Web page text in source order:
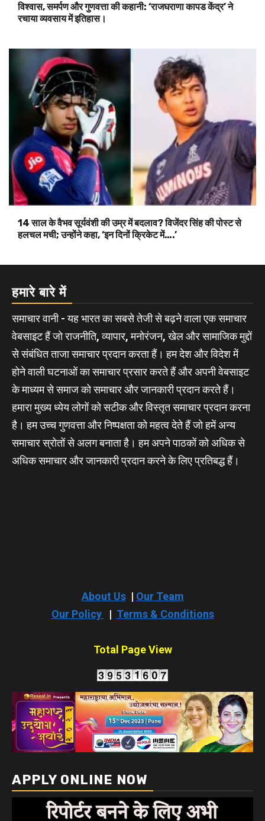
विश्वास, समर्पण और गुणवत्ता की कहानी: ‘राजघराणा कापड केंद्र’ ने
रचाया व्यवसाय में इतिहास।
14 साल के वैभव सूर्यवंशी की उम्र में बदलाव? विजेंदर सिंह की पोस्ट से
हलचल मची; उन्होंने कहा, ‘इन दिनों क्रिकेट में….’
हमारे बारे में
समाचार वानी - यह भारत का सबसे तेजी से बढ़ने वाला एक समाचार
वेबसाइट हैं जो राजनीति, व्यापार, मनोरंजन, खेल और सामाजिक मुद्दों
से संबंधित ताजा समाचार प्रदान करता हैं। हम देश और विदेश में
होने वाली घटनाओं का समाचार प्रसार करते हैं और अपनी वेबसाइट
के माध्यम से समाज को समाचार और जानकारी प्रदान करते हैं।
हमारा मुख्य ध्येय लोगों को सटीक और विस्तृत समाचार प्रदान करना
है। हम उच्च गुणवत्ता और निष्पक्षता को महत्व देते हैं जो हमें अन्य
समाचार स्रोतों से अलग बनाता है। हम अपने पाठकों को अधिक से
अधिक समाचार और जानकारी प्रदान करने के लिए प्रतिबद्ध हैं।
APPLY ONLINE NOW
Copyright © All rights reserved for Samachar Wani
The India NewsbyNewsreach.